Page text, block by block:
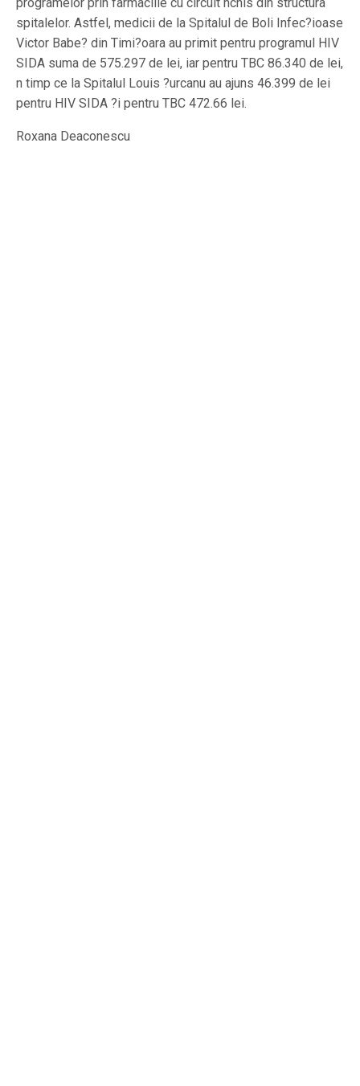
spitalelor. Astfel, medicii de la Spitalul de Boli Infec?ioase
Victor Babe? din Timi?oara au primit pentru programul HIV
SIDA suma de 575.297 de lei, iar pentru TBC 86.340 de lei,
n timp ce la Spitalul Louis ?urcanu au ajuns 46.399 de lei
pentru HIV SIDA ?i pentru TBC 472.66 lei.
Roxana Deaconescu